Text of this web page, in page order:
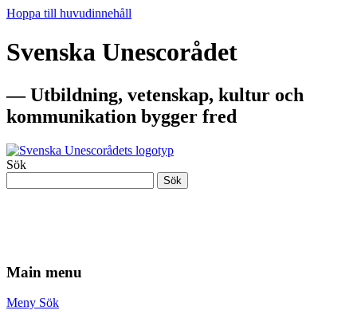
Hoppa till huvudinnehåll
Svenska Unescorådet
— Utbildning, vetenskap, kultur och
kommunikation bygger fred
Sök
Sök
Main menu
Meny Sök